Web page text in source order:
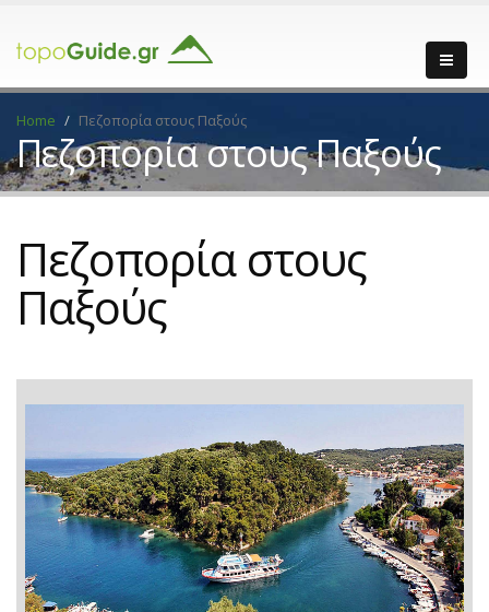
Home Πεζοπορία στους Παξούς
Πεζοπορία στους Παξούς
Πεζοπορία στους
Παξούς